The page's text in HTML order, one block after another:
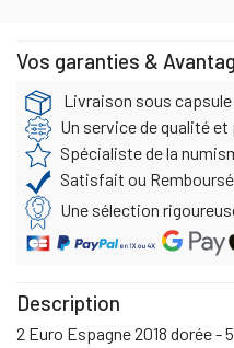
Vos garanties &
Livraison sous capsule
Un service de qualité
Spécialiste de la
Satisfait ou Remboursé
Une sélection
Description
2 Euro Espagne 2018 dorée -